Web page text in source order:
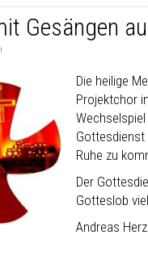
Gesängen
Die heilige
Projektchor
Gottesdienst
Ruhe zu
Der
Gotteslob
Andreas